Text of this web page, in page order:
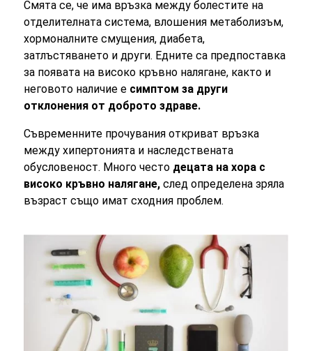
Смята се, че има връзка между болестите на
отделителната система, влошения метаболизъм,
хормоналните смущения, диабета,
затлъстяването и други. Едните са предпоставка
за появата на високо кръвно налягане, както и
неговото наличие е симптом за други
отклонения от доброто здраве.
Съвременните прочувания откриват връзка
между хипертонията и наследствената
обусловеност. Много често децата на хора с
високо кръвно налягане, след определена зряла
възраст също имат сходния проблем.